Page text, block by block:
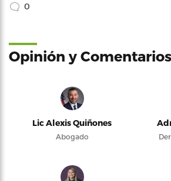
0
Opinión y Comentarios
Lic Alexis Quiñones
Abogado